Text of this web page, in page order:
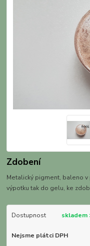
Zdobení
Metalický pigment, baleno
výpotku tak do gelu, ke
Dostupnost skladem
Nejsme plátci DPH